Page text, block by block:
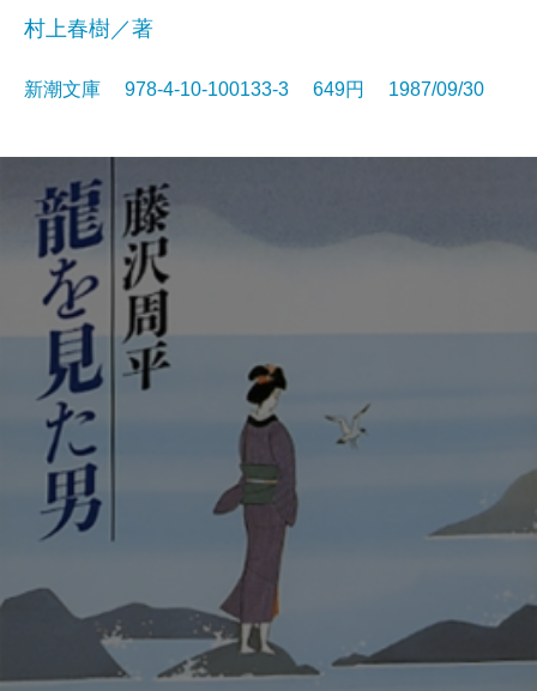
村上春樹／著
新潮文庫 978-4-10-100133-3 649円 1987/09/30